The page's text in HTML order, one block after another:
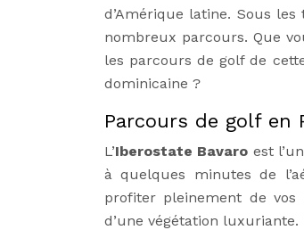
d’Amérique latine. Sous
nombreux parcours. Que
les parcours de golf de
dominicaine ?
Parcours de golf en
L’Iberostate Bavaro est
à quelques minutes de
profiter pleinement de vos
d’une végétation